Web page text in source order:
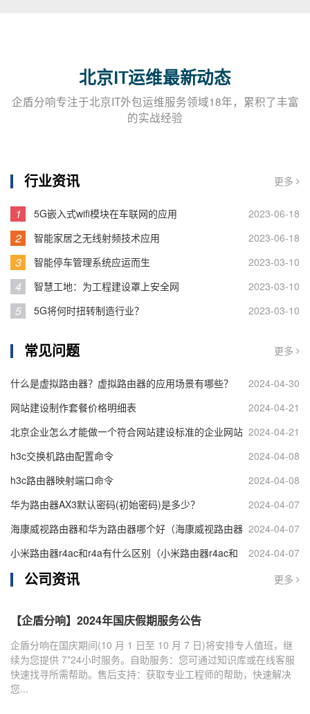
北京IT运维最新动态
企盾分响专注于北京IT外包运维服务领域18年，累积了丰富
的实战经验
更多
行业资讯
1 2023-06-18
5G嵌入式wifi模块在车联网的应用
2 2023-06-18
智能家居之无线射频技术应用
3 2023-03-10
智能停车管理系统应运而生
4 2023-03-10
智慧工地：为工程建设罩上安全网
5 2023-03-10
5G将何时扭转制造行业？
更多
常见问题
2024-04-30
什么是虚拟路由器？虚拟路由器的应用场景有哪些？
2024-04-21
网站建设制作套餐价格明细表
2024-04-21
北京企业怎么才能做一个符合网站建设标准的企业网站
2024-04-08
h3c交换机路由配置命令
2024-04-08
h3c路由器映射端口命令
2024-04-07
华为路由器AX3默认密码(初始密码)是多少？
2024-04-07
海康威视路由器和华为路由器哪个好（海康威视路由器
和华为路由器对比）
2024-04-07
小米路由器r4ac和r4a有什么区别（小米路由器r4ac和
r4a区别介绍）
更多
公司资讯
【企盾分响】2024年国庆假期服务公告
企盾分响在国庆期间(10 月 1 日至 10 月 7 日)将安排专人值班，继
续为您提供 7*24小时服务。自助服务：您可通过知识库或在线客服
快速找寻所需帮助。售后支持：获取专业工程师的帮助，快速解决
您...